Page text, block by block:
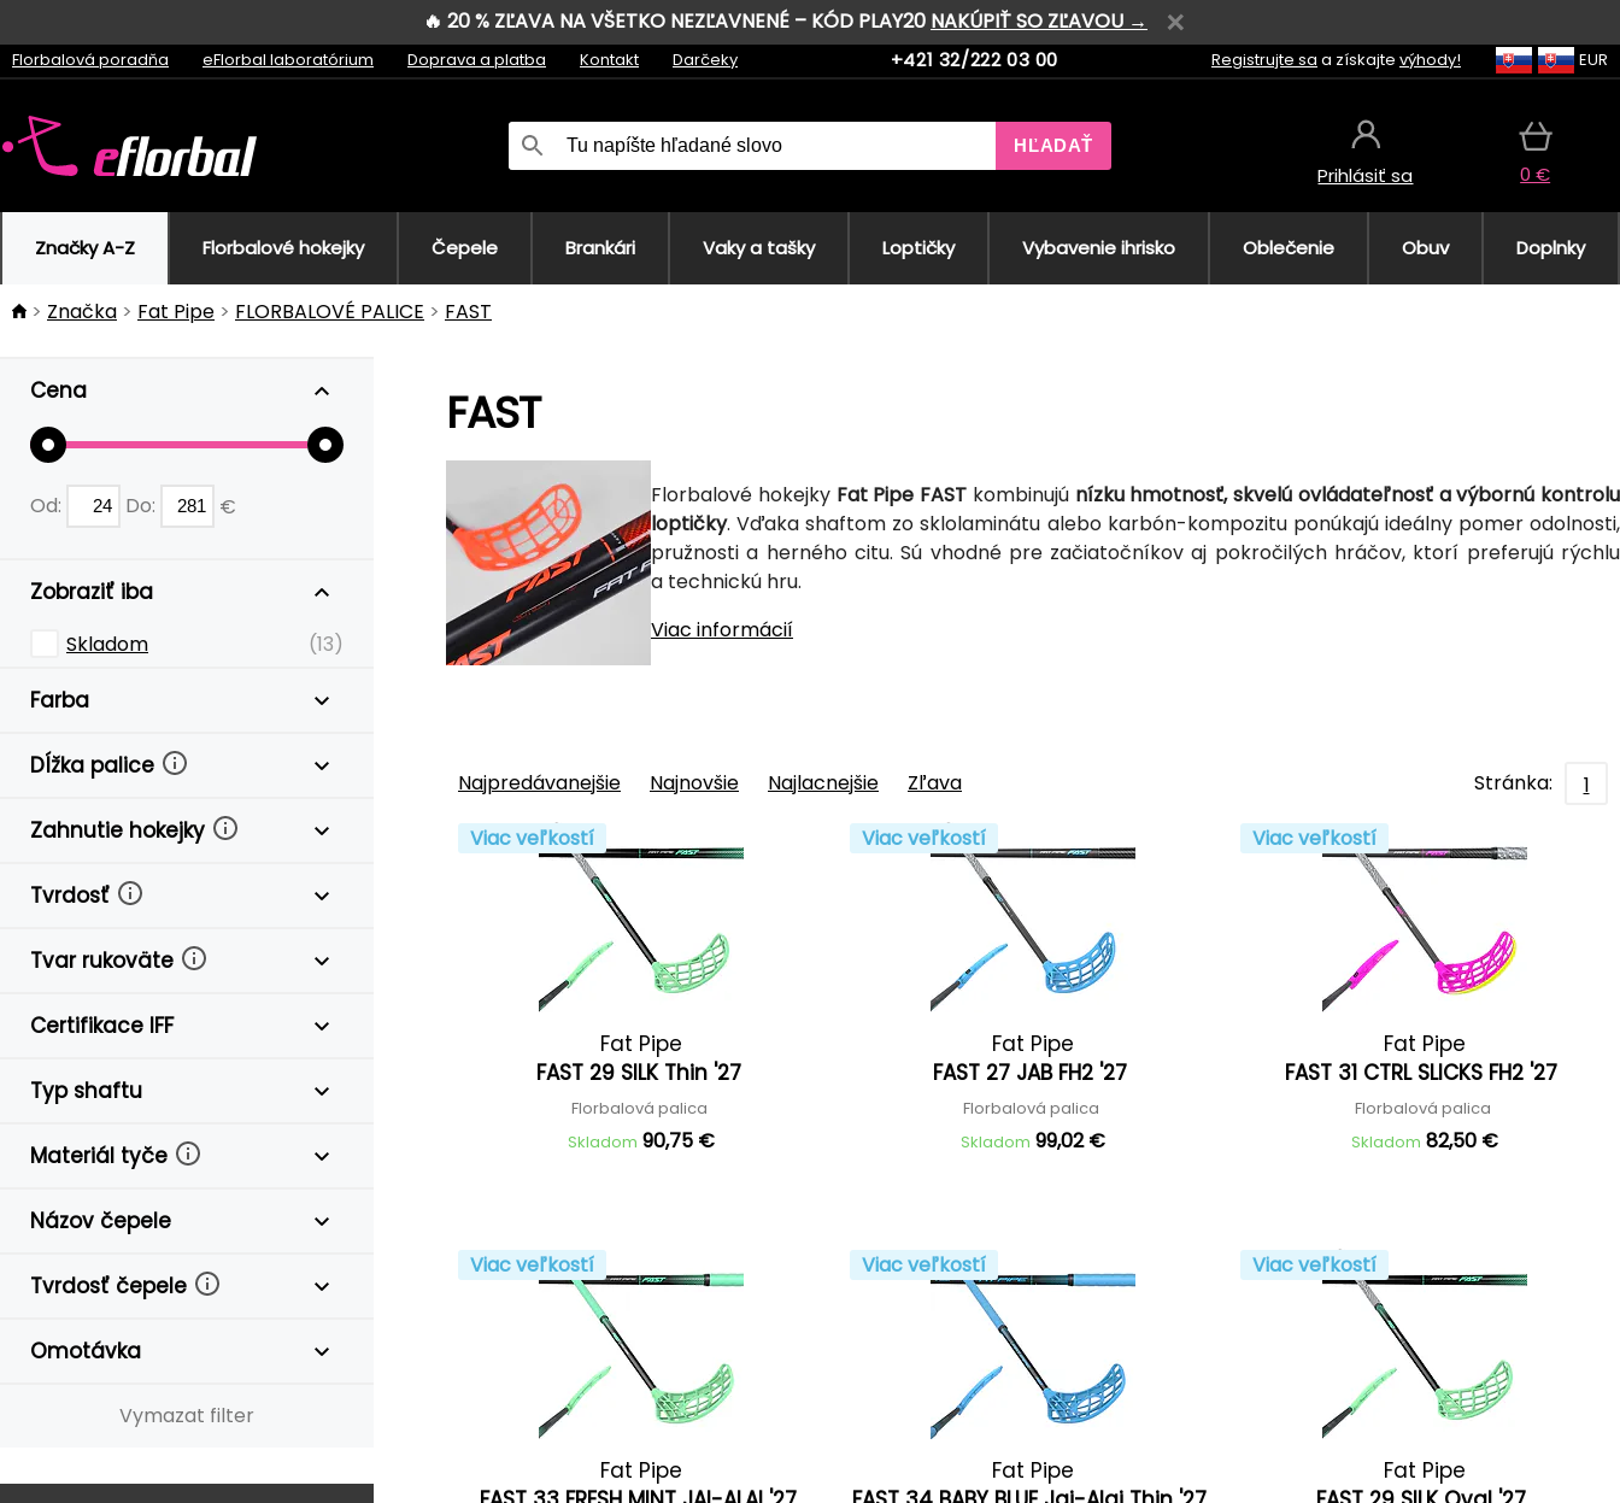
🔥 20 % ZĽAVA NA VŠETKO NEZĽAVNENÉ – KÓD PLAY20 NAKÚPIŤ SO ZĽAVOU →
Florbalová poradňa eFlorbal laboratórium Doprava a platba Kontakt Darčeky +421 32/222 03 00 Registrujte sa a získajte výhody! EUR
HĽADAŤ
Prihlásiť sa 0 €
Značky A-Z Florbalové hokejky Čepele Brankári Vaky a tašky Loptičky Vybavenie ihrisko Oblečenie Obuv Doplnky
Značka Fat Pipe FLORBALOVÉ PALICE FAST
Cena
Od: Do: €
Zobraziť iba
Skladom (13)
Farba
Dĺžka palice
Zahnutie hokejky
Tvrdosť
Tvar rukoväte
Certifikace IFF
Typ shaftu
Materiál tyče
Názov čepele
Tvrdosť čepele
Omotávka
Vymazat filter
FAST
Florbalové hokejky Fat Pipe FAST kombinujú nízku hmotnosť, skvelú ovládateľnosť a výbornú kontrolu
loptičky. Vďaka shaftom zo sklolaminátu alebo karbón-kompozitu ponúkajú ideálny pomer odolnosti,
pružnosti a herného citu. Sú vhodné pre začiatočníkov aj pokročilých hráčov, ktorí preferujú rýchlu
a technickú hru.
Viac informácií
Najpredávanejšie Najnovšie Najlacnejšie Zľava Stránka:
1
Viac veľkostí
Fat Pipe
FAST 29 SILK Thin '27
Florbalová palica
Skladom 90,75 €
Viac veľkostí
Fat Pipe
FAST 27 JAB FH2 '27
Florbalová palica
Skladom 99,02 €
Viac veľkostí
Fat Pipe
FAST 31 CTRL SLICKS FH2 '27
Florbalová palica
Skladom 82,50 €
Viac veľkostí
Fat Pipe
Viac veľkostí
Fat Pipe
Viac veľkostí
Fat Pipe